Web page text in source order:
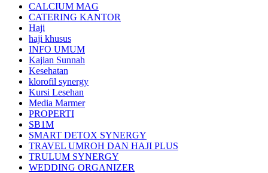
CALCIUM MAG
CATERING KANTOR
Haji
haji khusus
INFO UMUM
Kajian Sunnah
Kesehatan
klorofil synergy
Kursi Lesehan
Media Marmer
PROPERTI
SB1M
SMART DETOX SYNERGY
TRAVEL UMROH DAN HAJI PLUS
TRULUM SYNERGY
WEDDING ORGANIZER